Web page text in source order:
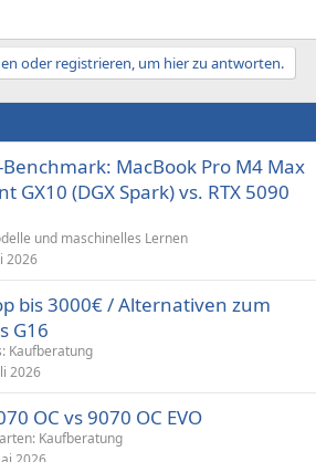
oder registrieren, um hier zu antworten.
MacBook Pro M4 Max
GX10 (DGX Spark) vs. RTX 5090
und maschinelles Lernen
2026
bis 3000€ / Alternativen zum
G16
Kaufberatung
2026
OC vs 9070 OC EVO
Kaufberatung